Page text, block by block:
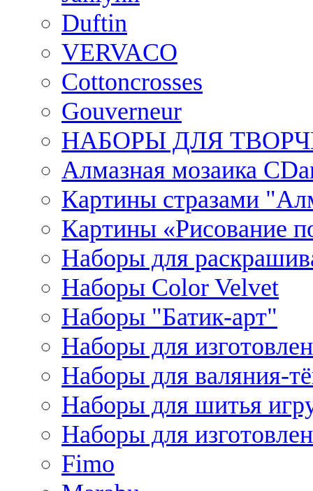
Duftin
VERVACO
Cottoncrosses
Gouverneur
НАБОРЫ ДЛЯ
Алмазная мозаика
Картины стразами
Картины «Рисование
Наборы для
Наборы Сolor Velvet
Наборы "Батик-арт"
Наборы для
Наборы для валяния-
Наборы для шитья
Наборы для
Fimo